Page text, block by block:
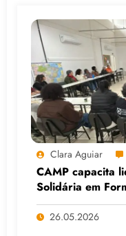
Clara Aguiar
CAMP capacita
Solidária em
Faculdade do
Viamão (RS)
26.05.2026